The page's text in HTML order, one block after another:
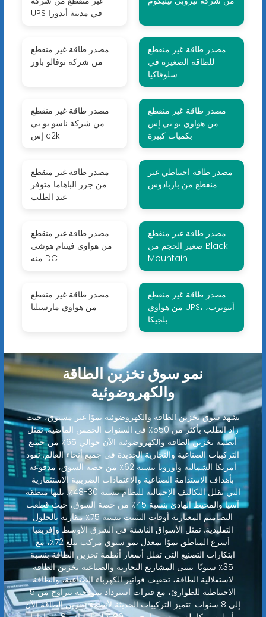
UPS في مدينة أندورا
مصدر طاقة غير منقطع
من شركة توفالو باور
مصدر طاقة غير منقطع
للطاقة الصغيرة في
سلوفاكيا
مصدر طاقة غير منقطع
من شركة ناسو يو بي
إس c2k
مصدر طاقة غير منقطع
من هواوي يو بي إس
بكميات كبيرة
مصدر طاقة غير منقطع
من جزر الباهاما متوفر
عند الطلب
مصدر طاقة احتياطي غير
منقطع من باربادوس
مصدر طاقة غير منقطع
من هواوي فيتنام هوشي
منه DC
مصدر طاقة غير منقطع
صغير الحجم من Black
Mountain
مصدر طاقة غير منقطع
من هواوي مارسيليا
مصدر طاقة غير منقطع
من هواوي UPS، أنتويرب،
بلجيكا
نمو سوق تخزين الطاقة
والكهروضوئية
يشهد سوق تخزين الطاقة والكهروضوئية نموًا غير مسبوق، حيث
زاد الطلب بأكثر من 550٪ في السنوات الخمس الماضية. تمثل
أنظمة تخزين الطاقة والكهروضوئية الآن حوالي 65٪ من جميع
التركيبات الصناعية والتجارية الجديدة في جميع أنحاء العالم. تقود
أمريكا الشمالية وأوروبا بنسبة 62٪ من حصة السوق، مدفوعة
بأهداف الاستدامة الصناعية والاعتمادات الضريبية الاستثمارية
التي تقلل التكاليف الإجمالية للنظام بنسبة 30-48٪. تليها منطقة
آسيا والمحيط الهادئ بنسبة 45٪ من حصة السوق، حيث قطعت
التصاميم المعيارية أوقات التثبيت بنسبة 75٪ مقارنة بالحلول
التقليدية. تمثل الأسواق الناشئة في الشرق الأوسط وإفريقيا
أسرع المناطق نموًا بمعدل نمو سنوي مركب يبلغ 72٪، مع
ابتكارات التصنيع التي تقلل أسعار أنظمة تخزين الطاقة بنسبة
35٪ سنويًا. تتبنى المشاريع التجارية والصناعية تخزين الطاقة
لاستقلالية الطاقة، تخفيف فواتير الكهرباء الصناعية، والطاقة
الاحتياطية للطوارئ، مع فترات استرداد نموذجية تتراوح من 5
إلى 8 سنوات. تتميز التركيبات الحديثة لأنظمة تخزين الطاقة الآن